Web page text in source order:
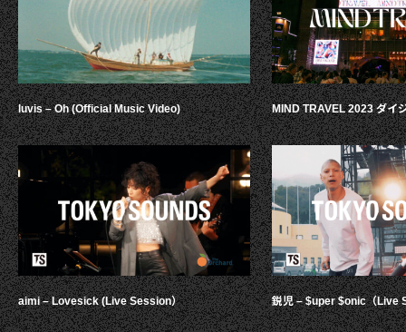
luvis – Oh (Official Music Video)
aimi – Lovesick (Live Session）
MIND TRAVEL 2023 ダイ
鋭児 – $uper $onic（Live